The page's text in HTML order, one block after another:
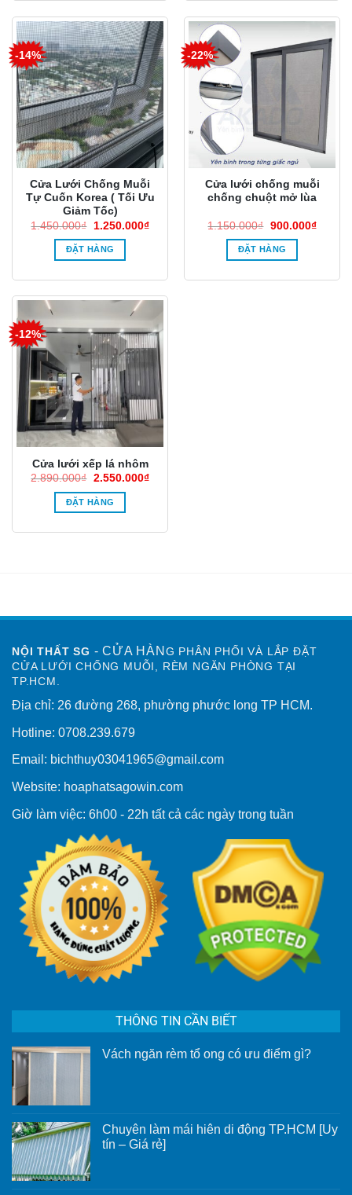
-14%
Cửa Lưới Chống Muỗi
Tự Cuốn Korea ( Tối Ưu
Giảm Tốc)
1.450.000₫
Giá
là:
1.450.000₫.
1.250.000₫Giá
ĐẶT HÀNG
-22%
Cửa lưới chống muỗi
chống chuột mở lùa
1.150.000₫ Giá
là:
1.150.000₫.
900.000₫Giá
ĐẶT HÀNG
-12%
Cửa lưới xếp lá nhôm
2.890.000₫ Giá
là:
2.890.000₫.
2.550.000₫Giá
ĐẶT HÀNG
NỘI THẤT SG - CỬA HÀN G PHÂN PHỐI VÀ LẮP ĐẶT
CỬA LƯỚI CHỐNG MUỖI, RÈM NGĂN PHÒNG TẠI
TP.HCM.
Địa chỉ: 26 đường 268, phường phước long TP HCM.
Hotline: 0708.239.679
Email: bichthuy03041965@gmail.com
Website: hoaphatsagowin.com
Giờ làm việc: 6h00 - 22h tất cả các ngày trong tuần
THÔNG TIN CẦN BIẾT
Vách ngăn rèm tổ ong có ưu điểm gì?
ngăn
rèm
tổ
Chuyên làm mái hiên di động TP.HCM [Uy
tín – Giá rẻ]